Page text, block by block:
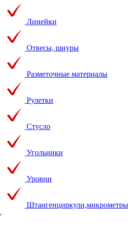
Линейки
Отвесы, шнуры
Разметочные материалы
Рулетки
Стусло
Угольники
Уровни
Штангенциркули,микрометры